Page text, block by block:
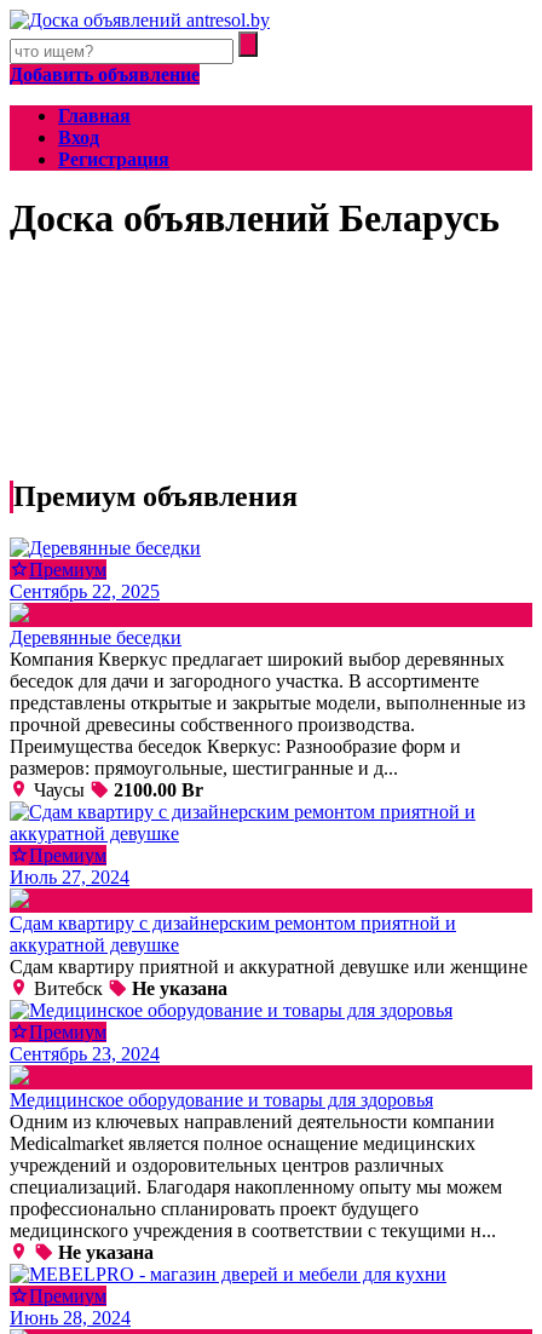
Добавить объявление
Главная
Вход
Регистрация
Доска объявлений Беларусь
Премиум объявления
Премиум
Сентябрь 22, 2025
Деревянные беседки
Компания Кверкус предлагает широкий выбор деревянных
беседок для дачи и загородного участка. В ассортименте
представлены открытые и закрытые модели, выполненные из
прочной древесины собственного производства.
Преимущества беседок Кверкус: Разнообразие форм и
размеров: прямоугольные, шестигранные и д...
Чаусы
2100.00 Br
Премиум
Июль 27, 2024
Сдам квартиру с дизайнерским ремонтом приятной и
аккуратной девушке
Сдам квартиру приятной и аккуратной девушке или женщине
Витебск
Не указана
Премиум
Сентябрь 23, 2024
Медицинское оборудование и товары для здоровья
Одним из ключевых направлений деятельности компании
Medicalmarket является полное оснащение медицинских
учреждений и оздоровительных центров различных
специализаций. Благодаря накопленному опыту мы можем
профессионально спланировать проект будущего
медицинского учреждения в соответствии с текущими н...
Не указана
Премиум
Июнь 28, 2024